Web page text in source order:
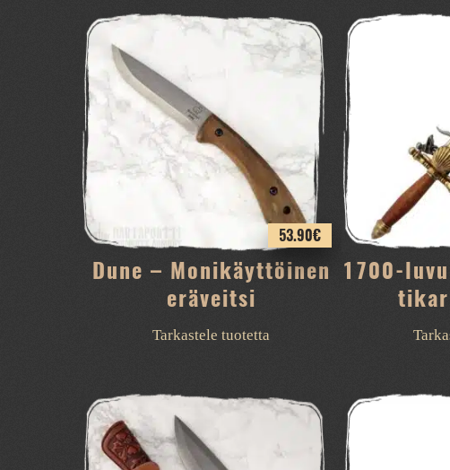
Dune – Monikäyttöinen
eräveitsi
53.90€
Tarkastele tuotetta
1700-